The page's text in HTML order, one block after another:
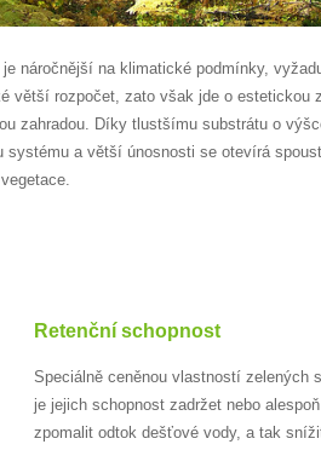
je náročnější na klimatické podmínky,
větší rozpočet, zato však jde o estetickou
zahradou. Díky tlustšímu substrátu o
systému a větší únosnosti se otevírá
Retenční schopnost
Speciálně ceněnou vlastností zelených
je jejich schopnost zadržet nebo alespoň
zpomalit odtok dešťové vody, a tak